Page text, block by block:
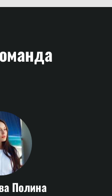
Полина